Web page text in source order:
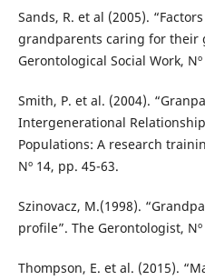
Sands, R. et al (2005).
grandparents caring for their
Gerontological Social Work,
Smith, P. et al. (2004).
Intergenerational
Populations: A research
Nº 14, pp. 45-63.
Szinovacz, M.(1998).
profile”. The Gerontologist,
Thompson, E. et al. (2015).